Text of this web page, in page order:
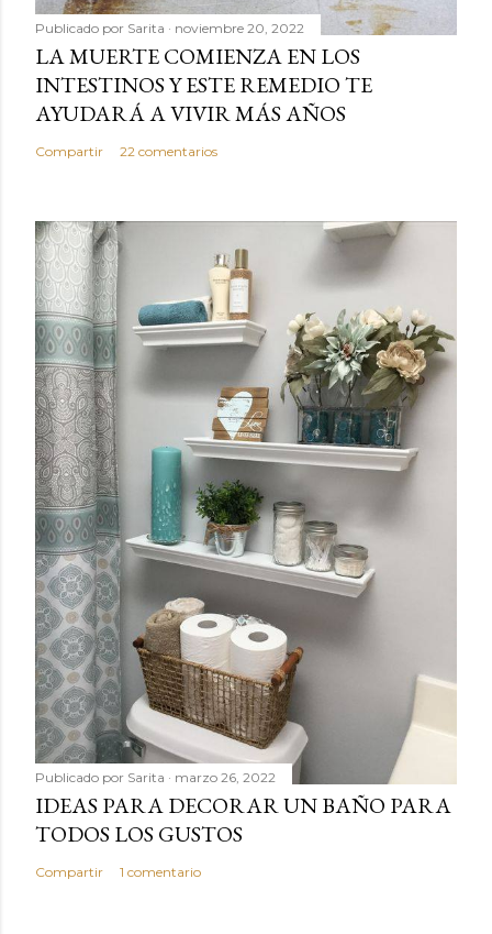
Publicado por Sarita noviembre 20, 2022
LA MUERTE COMIENZA EN LOS
INTESTINOS Y ESTE REMEDIO TE
AYUDARÁ A VIVIR MÁS AÑOS
Compartir 22 comentarios
Publicado por Sarita marzo 26, 2022
IDEAS PARA DECORAR UN BAÑO PARA
TODOS LOS GUSTOS
Compartir 1 comentario